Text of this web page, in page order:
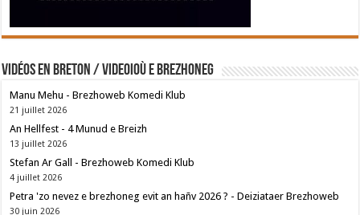
Vidéos en breton / Videoioù e brezhoneg
Manu Mehu - Brezhoweb Komedi Klub
21 juillet 2026
An Hellfest - 4 Munud e Breizh
13 juillet 2026
Stefan Ar Gall - Brezhoweb Komedi Klub
4 juillet 2026
Petra 'zo nevez e brezhoneg evit an hañv 2026 ? - Deiziataer Brezhoweb
30 juin 2026